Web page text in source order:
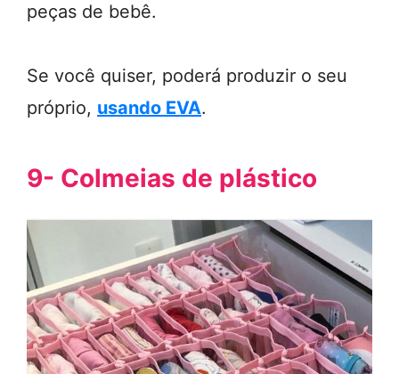
peças de bebê.
Se você quiser, poderá produzir o seu
próprio, usando EVA.
9- Colmeias de plástico